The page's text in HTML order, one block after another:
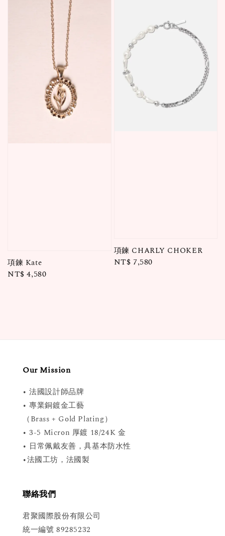
項鍊 Kate
Regular
NT$ 4,580
項鍊 CHARLY CHOKER
Regular
NT$ 7,580
Our Mission
• 法國設計師品牌
• 專業銅鍍金工藝
（Brass + Gold Plating）
• 3-5 Micron 厚鍍 18/24K 金
• 日常佩戴友善，具基本防水性
•法國工坊，法國製
聯絡我們
君聚國際股份有限公司
統一編號 89285232